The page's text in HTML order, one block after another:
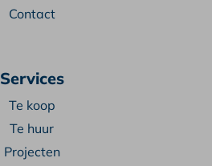
Contact
Services
Te koop
Te huur
Projecten